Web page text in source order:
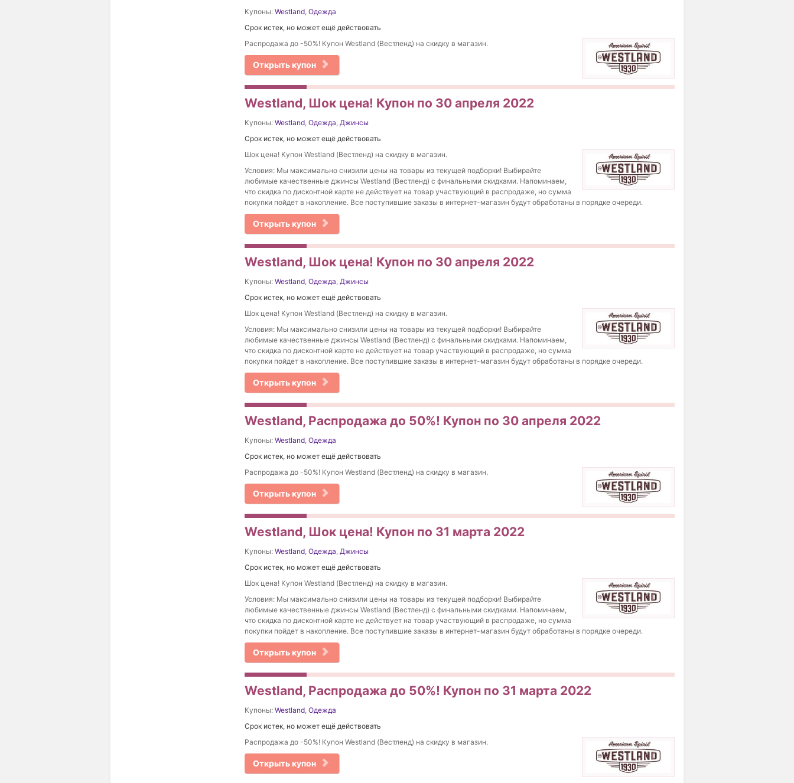
Купоны: Westland, Одежда
Срок истек, но может ещё действовать
Распродажа до -50%! Купон Westland (Вестленд) на скидку в магазин.
Открыть купон
Westland, Шок цена! Купон по 30 апреля 2022
Купоны: Westland, Одежда, Джинсы
Срок истек, но может ещё действовать
Шок цена! Купон Westland (Вестленд) на скидку в магазин.
Условия: Мы максимально снизили цены на товары из текущей подборки! Выбирайте
любимые качественные джинсы Westland (Вестленд) с финальными скидками. Напоминаем,
что скидка по дисконтной карте не действует на товар участвующий в распродаже, но сумма
покупки пойдет в накопление. Все поступившие заказы в интернет-магазин будут обработаны в порядке очереди.
Открыть купон
Westland, Шок цена! Купон по 30 апреля 2022
Купоны: Westland, Одежда, Джинсы
Срок истек, но может ещё действовать
Шок цена! Купон Westland (Вестленд) на скидку в магазин.
Условия: Мы максимально снизили цены на товары из текущей подборки! Выбирайте
любимые качественные джинсы Westland (Вестленд) с финальными скидками. Напоминаем,
что скидка по дисконтной карте не действует на товар участвующий в распродаже, но сумма
покупки пойдет в накопление. Все поступившие заказы в интернет-магазин будут обработаны в порядке очереди.
Открыть купон
Westland, Распродажа до 50%! Купон по 30 апреля 2022
Купоны: Westland, Одежда
Срок истек, но может ещё действовать
Распродажа до -50%! Купон Westland (Вестленд) на скидку в магазин.
Открыть купон
Westland, Шок цена! Купон по 31 марта 2022
Купоны: Westland, Одежда, Джинсы
Срок истек, но может ещё действовать
Шок цена! Купон Westland (Вестленд) на скидку в магазин.
Условия: Мы максимально снизили цены на товары из текущей подборки! Выбирайте
любимые качественные джинсы Westland (Вестленд) с финальными скидками. Напоминаем,
что скидка по дисконтной карте не действует на товар участвующий в распродаже, но сумма
покупки пойдет в накопление. Все поступившие заказы в интернет-магазин будут обработаны в порядке очереди.
Открыть купон
Westland, Распродажа до 50%! Купон по 31 марта 2022
Купоны: Westland, Одежда
Срок истек, но может ещё действовать
Распродажа до -50%! Купон Westland (Вестленд) на скидку в магазин.
Открыть купон